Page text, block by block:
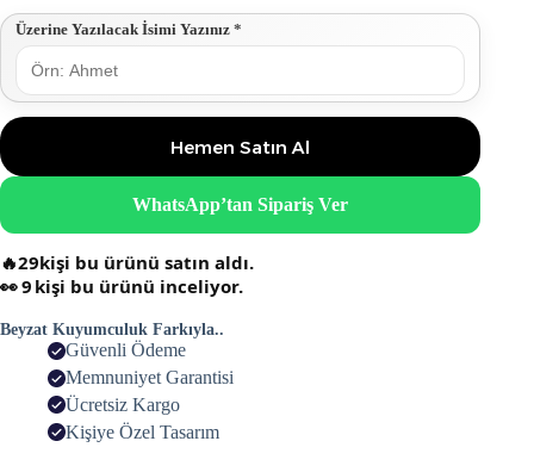
Üzerine Yazılacak İsimi Yazınız *
Hemen Satın Al
WhatsApp’tan Sipariş Ver
🔥29kişi bu ürünü satın aldı.
👀9 kişi bu ürünü inceliyor.
Beyzat Kuyumculuk Farkıyla..
Güvenli Ödeme
Memnuniyet Garantisi
Ücretsiz Kargo
Kişiye Özel Tasarım